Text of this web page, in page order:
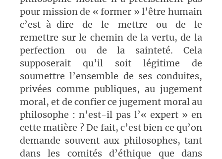
pour mission de « former » l’être humain
c’est-à-dire de le mettre ou de le
remettre sur le chemin de la vertu, de la
perfection ou de la sainteté. Cela
supposerait qu’il soit légitime de
soumettre l’ensemble de ses conduites,
privées comme publiques, au jugement
moral, et de confier ce jugement moral au
philosophe : n’est-il pas l’« expert » en
cette matière ? De fait, c’est bien ce qu’on
demande souvent aux philosophes, tant
dans les comités d’éthique que dans